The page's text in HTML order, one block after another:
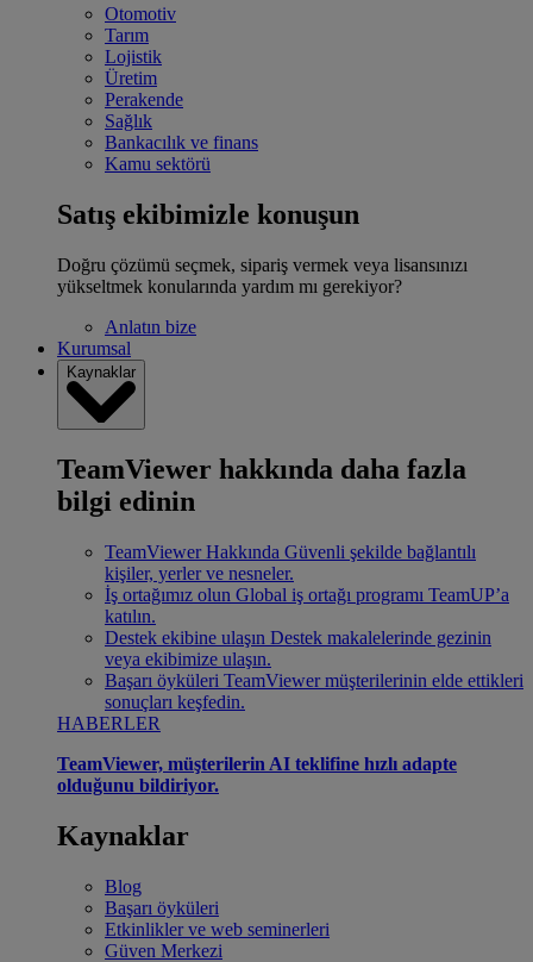
Otomotiv
Tarım
Lojistik
Üretim
Perakende
Sağlık
Bankacılık ve finans
Kamu sektörü
Satış ekibimizle konuşun
Doğru çözümü seçmek, sipariş vermek veya lisansınızı
yükseltmek konularında yardım mı gerekiyor?
Anlatın bize
Kurumsal
Kaynaklar
TeamViewer hakkında daha fazla
bilgi edinin
TeamViewer Hakkında Güvenli şekilde bağlantılı
kişiler, yerler ve nesneler.
İş ortağımız olun Global iş ortağı programı TeamUP’a
katılın.
Destek ekibine ulaşın Destek makalelerinde gezinin
veya ekibimize ulaşın.
Başarı öyküleri TeamViewer müşterilerinin elde ettikleri
sonuçları keşfedin.
HABERLER
TeamViewer, müşterilerin AI teklifine hızlı adapte
olduğunu bildiriyor.
Kaynaklar
Blog
Başarı öyküleri
Etkinlikler ve web seminerleri
Güven Merkezi